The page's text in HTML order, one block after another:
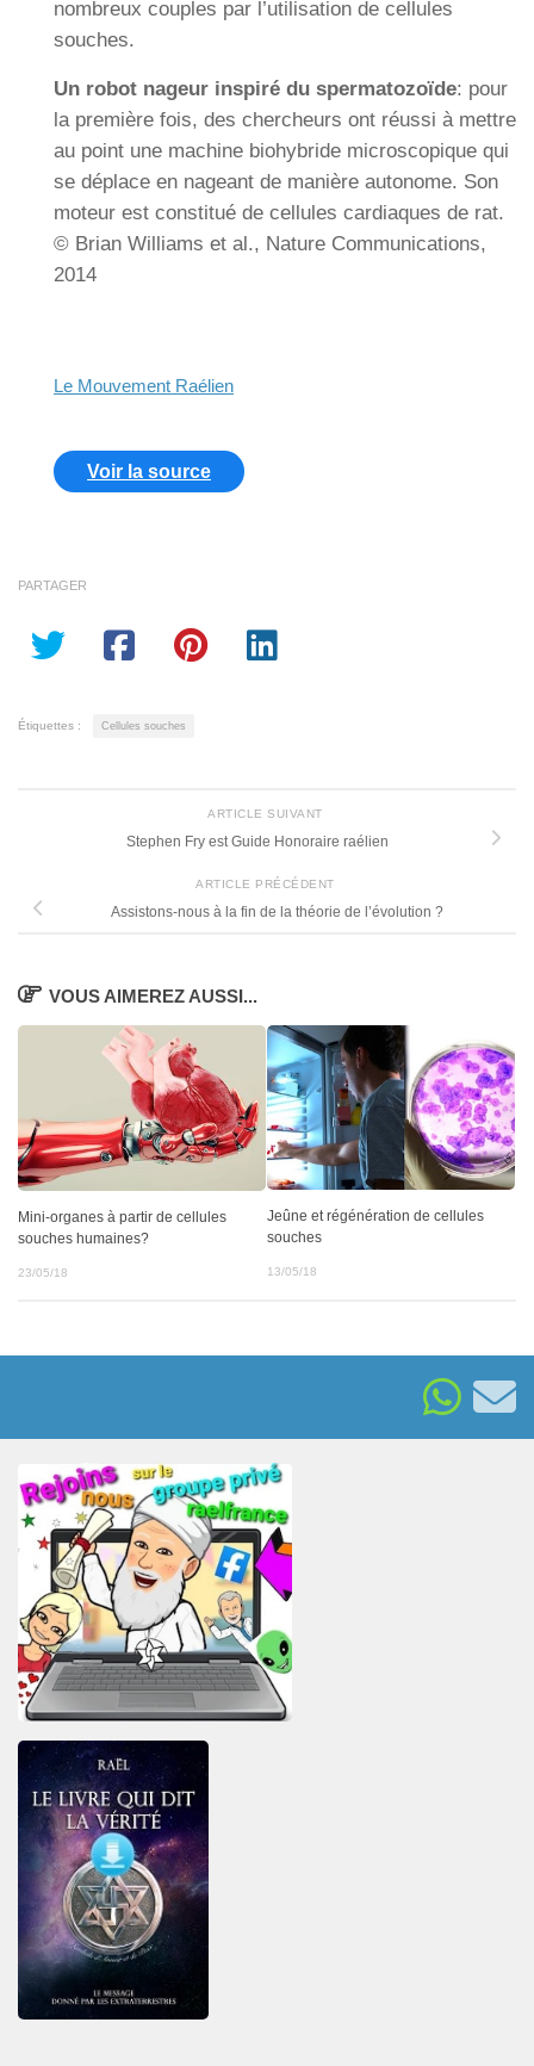
nombreux couples par l’utilisation de cellules
souches.
Un robot nageur inspiré du spermatozoïde: pour
la première fois, des chercheurs ont réussi à mettre
au point une machine biohybride microscopique qui
se déplace en nageant de manière autonome. Son
moteur est constitué de cellules cardiaques de rat.
© Brian Williams et al., Nature Communications,
2014
Le Mouvement Raélien
Voir la source
PARTAGER
Étiquettes : Cellules souches
ARTICLE SUIVANT
Stephen Fry est Guide Honoraire raélien
ARTICLE PRÉCÉDENT
Assistons-nous à la fin de la théorie de l’évolution ?
VOUS AIMEREZ AUSSI...
Mini-organes à partir de cellules
souches humaines?
23/05/18
Jeûne et régénération de cellules
souches
13/05/18